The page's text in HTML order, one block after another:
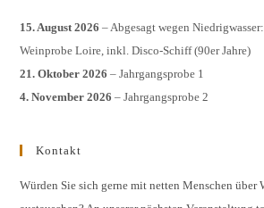
15. August 2026 – Abgesagt wegen
Weinprobe Loire, inkl. Disco-Schiff (90er Jahre)
21. Oktober 2026 – Jahrgangsprobe 1
4. November 2026 – Jahrgangsprobe 2
Kontakt
Würden Sie sich gerne mit netten Menschen über